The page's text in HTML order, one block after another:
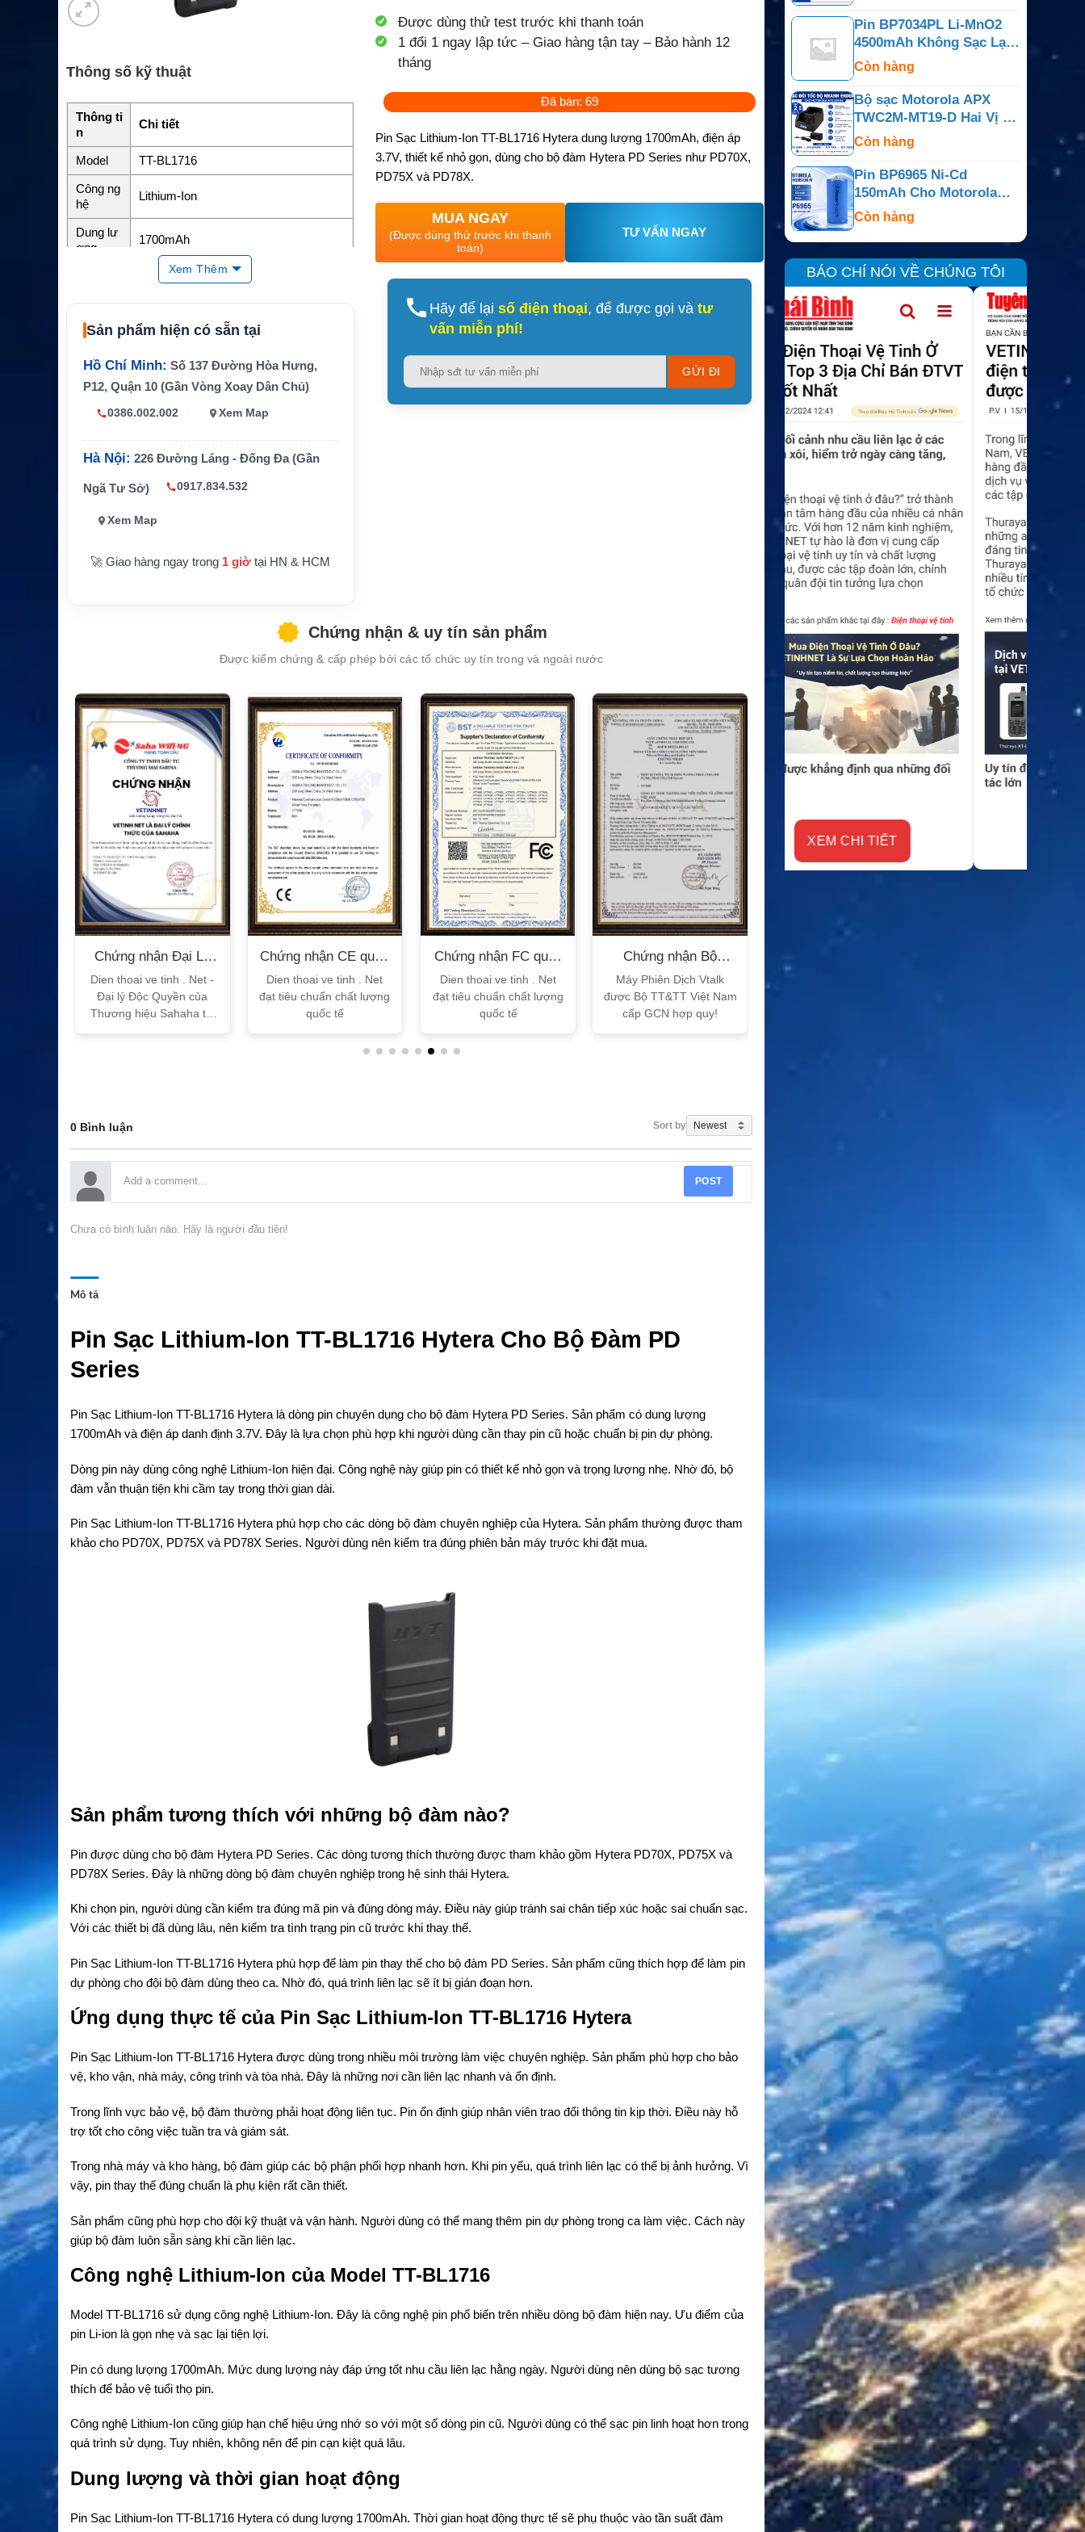
Thông số kỹ thuật
Thông ti
n
Chi tiết
Model TT-BL1716
Công ng
hệ
Lithium-Ion
Dung lư
ợng
1700mAh
Năng lư
Chưa công bố rõ
ảo vệ
Chưa công bố rõ
Kích thư
ớc
Trọng lư
ợng
ương thí
Hytera PD70X, PD75X, PD78X Series, t
Hãng sả
Xem Thêm
Sản phẩm hiện có sẵn tại
Hồ Chí Minh: Số 137 Đường Hòa Hưng,
P12, Quận 10 (Gần Vòng Xoay Dân Chủ)
0386.002.002 Xem Map
Hà Nội: 226 Đường Láng - Đống Đa (Gần
Ngã Tư Sở) 0917.834.532
Xem Map
🚀 Giao hàng ngay trong 1 giờ tại HN & HCM
Được dùng thử test trước khi thanh toán
1 đổi 1 ngay lập tức – Giao hàng tận tay – Bảo hành 12
tháng
Đã bán: 69
Pin Sạc Lithium-Ion TT-BL1716 Hytera dung lượng 1700mAh, điện áp
3.7V, thiết kế nhỏ gọn, dùng cho bộ đàm Hytera PD Series như PD70X,
PD75X và PD78X.
MUA NGAY
(Được dùng thử trước khi thanh
toán)
TƯ VẤN NGAY
Hãy để lại số điện thoại, để được gọi và tư
vấn miễn phí!
Please
this
Chứng nhận & uy tín sản phẩm
Được kiểm chứng & cấp phép bởi các tổ chức uy tín trong và ngoài nước
Chứng nhận Đại Lý
Sahaha
Dien thoai ve tinh . Net -
Đại lý Độc Quyền của
Thương hiệu Sahaha tại
Chứng nhận CE quốc
tế
Dien thoai ve tinh . Net
đạt tiêu chuẩn chất lượng
quốc tế
Chứng nhận FC quốc
tế
Dien thoai ve tinh . Net
đạt tiêu chuẩn chất lượng
quốc tế
Chứng nhận Bộ
TT&TT
Máy Phiên Dịch Vtalk
được Bộ TT&TT Việt Nam
cấp GCN hợp quy!
0 Bình luận Sort by
POST
Chưa có bình luận nào. Hãy là người đầu tiên!
Mô tả
Pin Sạc Lithium-Ion TT-BL1716 Hytera Cho Bộ Đàm PD
Series
Pin Sạc Lithium-Ion TT-BL1716 Hytera là dòng pin chuyên dụng cho bộ đàm Hytera PD Series. Sản phẩm có dung lượng
1700mAh và điện áp danh định 3.7V. Đây là lựa chọn phù hợp khi người dùng cần thay pin cũ hoặc chuẩn bị pin dự phòng.
Dòng pin này dùng công nghệ Lithium-Ion hiện đại. Công nghệ này giúp pin có thiết kế nhỏ gọn và trọng lượng nhẹ. Nhờ đó, bộ
đàm vẫn thuận tiện khi cầm tay trong thời gian dài.
Pin Sạc Lithium-Ion TT-BL1716 Hytera phù hợp cho các dòng bộ đàm chuyên nghiệp của Hytera. Sản phẩm thường được tham
khảo cho PD70X, PD75X và PD78X Series. Người dùng nên kiểm tra đúng phiên bản máy trước khi đặt mua.
Sản phẩm tương thích với những bộ đàm nào?
Pin được dùng cho bộ đàm Hytera PD Series. Các dòng tương thích thường được tham khảo gồm Hytera PD70X, PD75X và
PD78X Series. Đây là những dòng bộ đàm chuyên nghiệp trong hệ sinh thái Hytera.
Khi chọn pin, người dùng cần kiểm tra đúng mã pin và đúng dòng máy. Điều này giúp tránh sai chân tiếp xúc hoặc sai chuẩn sạc.
Với các thiết bị đã dùng lâu, nên kiểm tra tình trạng pin cũ trước khi thay thế.
Pin Sạc Lithium-Ion TT-BL1716 Hytera phù hợp để làm pin thay thế cho bộ đàm PD Series. Sản phẩm cũng thích hợp để làm pin
dự phòng cho đội bộ đàm dùng theo ca. Nhờ đó, quá trình liên lạc sẽ ít bị gián đoạn hơn.
Ứng dụng thực tế của Pin Sạc Lithium-Ion TT-BL1716 Hytera
Pin Sạc Lithium-Ion TT-BL1716 Hytera được dùng trong nhiều môi trường làm việc chuyên nghiệp. Sản phẩm phù hợp cho bảo
vệ, kho vận, nhà máy, công trình và tòa nhà. Đây là những nơi cần liên lạc nhanh và ổn định.
Trong lĩnh vực bảo vệ, bộ đàm thường phải hoạt động liên tục. Pin ổn định giúp nhân viên trao đổi thông tin kịp thời. Điều này hỗ
trợ tốt cho công việc tuần tra và giám sát.
Trong nhà máy và kho hàng, bộ đàm giúp các bộ phận phối hợp nhanh hơn. Khi pin yếu, quá trình liên lạc có thể bị ảnh hưởng. Vì
vậy, pin thay thế đúng chuẩn là phụ kiện rất cần thiết.
Sản phẩm cũng phù hợp cho đội kỹ thuật và vận hành. Người dùng có thể mang thêm pin dự phòng trong ca làm việc. Cách này
giúp bộ đàm luôn sẵn sàng khi cần liên lạc.
Công nghệ Lithium-Ion của Model TT-BL1716
Model TT-BL1716 sử dụng công nghệ Lithium-Ion. Đây là công nghệ pin phổ biến trên nhiều dòng bộ đàm hiện nay. Ưu điểm của
pin Li-ion là gọn nhẹ và sạc lại tiện lợi.
Pin có dung lượng 1700mAh. Mức dung lượng này đáp ứng tốt nhu cầu liên lạc hằng ngày. Người dùng nên dùng bộ sạc tương
thích để bảo vệ tuổi thọ pin.
Công nghệ Lithium-Ion cũng giúp hạn chế hiệu ứng nhớ so với một số dòng pin cũ. Người dùng có thể sạc pin linh hoạt hơn trong
quá trình sử dụng. Tuy nhiên, không nên để pin cạn kiệt quá lâu.
Dung lượng và thời gian hoạt động
Pin Sạc Lithium-Ion TT-BL1716 Hytera có dung lượng 1700mAh. Thời gian hoạt động thực tế sẽ phụ thuộc vào tần suất đàm
Pin BP7034PL Li-MnO2
4500mAh Không Sạc Lại
Cho Bộ Đàm Motorola
Còn hàng
Bộ sạc Motorola APX
TWC2M-MT19-D Hai Vị Trí
Cho APX6000, APX7000,
Còn hàng
Pin BP6965 Ni-Cd
150mAh Cho Motorola
Dimension IV, Minitor Và
Dòng Tương Thích
Còn hàng
BÁO CHÍ NÓI VỀ CHÚNG TÔI
XEM CHI TIẾT XEM CHI TIẾT XEM CHI TIẾT XEM CHI TIẾT